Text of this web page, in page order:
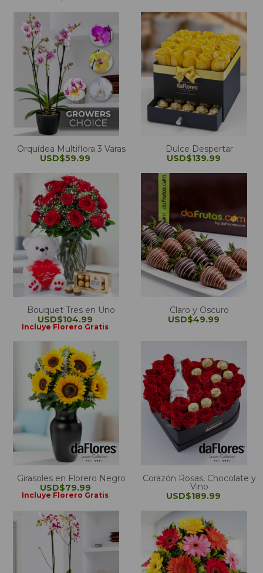
Orquídea Multiflora 3 Varas
USD$59.99
Dulce Despertar
USD$139.99
Bouquet Tres en Uno
USD$104.99
Incluye Florero Gratis
Claro y Oscuro
USD$49.99
Girasoles en Florero Negro
USD$79.99
Incluye Florero Gratis
Corazón Rosas, Chocolate y
Vino
USD$189.99